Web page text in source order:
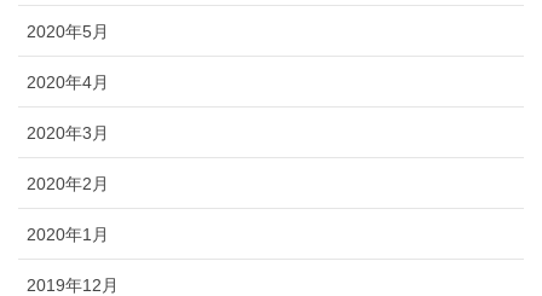
2020年5月
2020年4月
2020年3月
2020年2月
2020年1月
2019年12月